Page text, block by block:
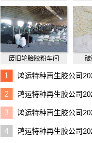
废旧轮胎胶粉车间
1
鸿运特种再生胶公司
通知
2
鸿运特种再生胶公司
通知
3
鸿运特种再生胶公司
通知
4
鸿运特种再生胶公司